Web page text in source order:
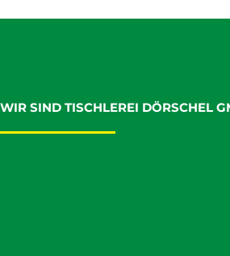
WIR SIND TISCHLEREI DÖRSCHEL